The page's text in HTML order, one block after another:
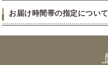
お届け時間帯の指定について